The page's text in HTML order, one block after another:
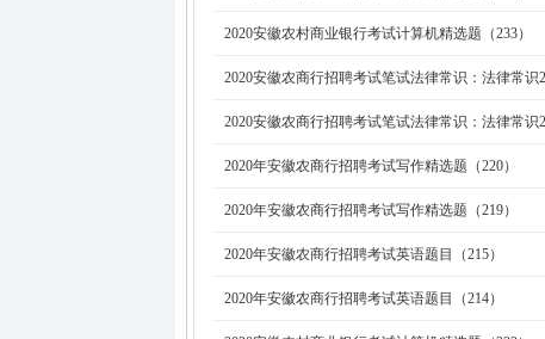
2020安徽农村商业银行考试计算机精选题（233）
2020安徽农商行招聘考试笔试法律常识：法律常识
2020安徽农商行招聘考试笔试法律常识：法律常识
2020年安徽农商行招聘考试写作精选题（220）
2020年安徽农商行招聘考试写作精选题（219）
2020年安徽农商行招聘考试英语题目（215）
2020年安徽农商行招聘考试英语题目（214）